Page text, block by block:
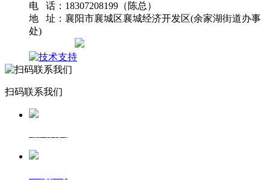
电 话：18307208199（陈总）
地 址：襄阳市襄城区襄城经济开发区(余家湖街道办事
处)
扫码联系我们